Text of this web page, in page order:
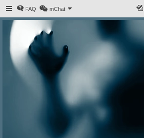
FAQ mChat